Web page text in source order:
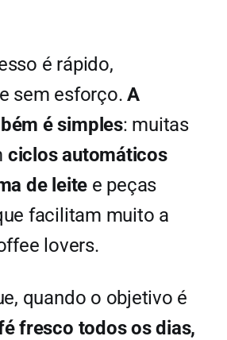
é rápido,
sem esforço. A
é simples: muitas
ciclos automáticos
de leite e peças
facilitam muito a
lovers.
quando o objetivo é
fresco todos os dias,